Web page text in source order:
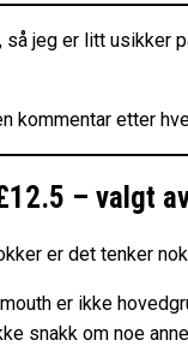
jeg er litt usikker
kommentar etter
– valgt
er det tenker
er ikke
snakk om noe